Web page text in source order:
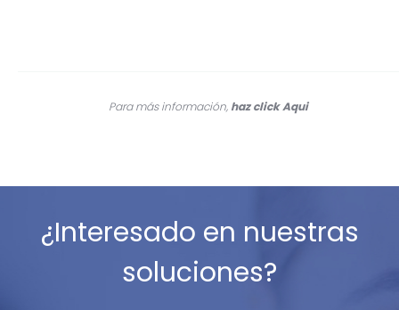
Para más información, haz clickAqui
¿Interesado en nuestras
soluciones?